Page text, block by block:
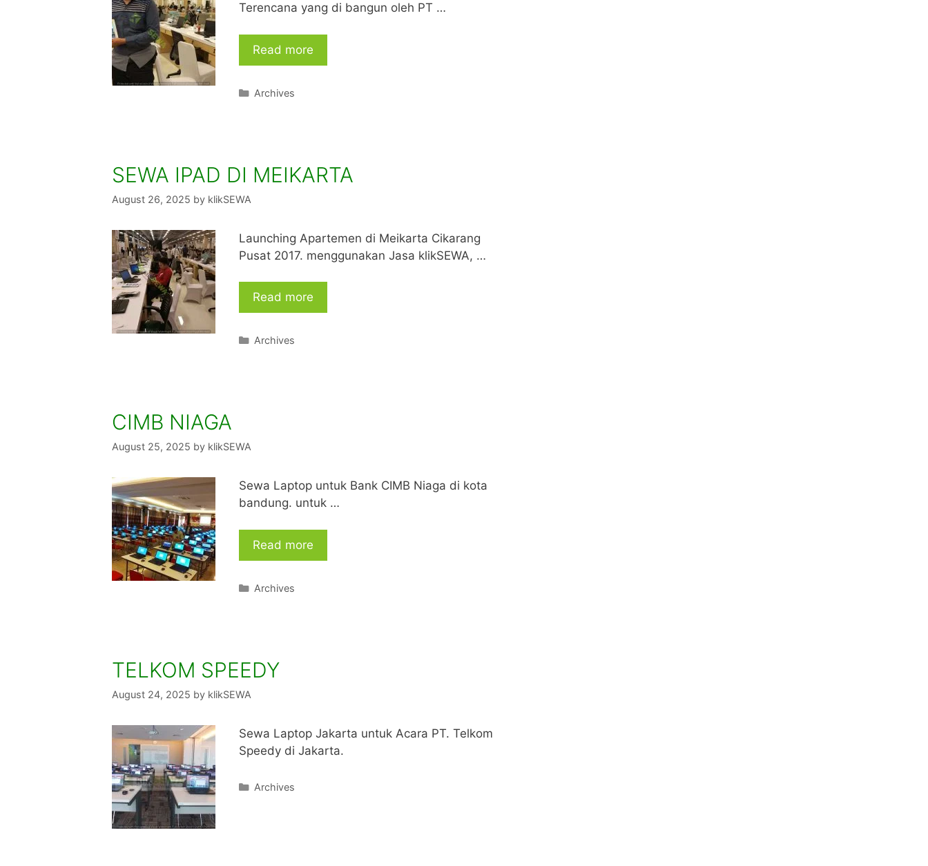
Terencana yang di bangun oleh PT …
Read more
Categories
Archives
SEWA IPAD DI MEIKARTA
August 26, 2025 by klikSEWA
Launching Apartemen di Meikarta Cikarang
Pusat 2017. menggunakan Jasa klikSEWA, …
Read more
Categories
Archives
CIMB NIAGA
August 25, 2025 by klikSEWA
Sewa Laptop untuk Bank CIMB Niaga di kota
bandung. untuk …
Read more
Categories
Archives
TELKOM SPEEDY
August 24, 2025 by klikSEWA
Sewa Laptop Jakarta untuk Acara PT. Telkom
Speedy di Jakarta.
Categories
Archives